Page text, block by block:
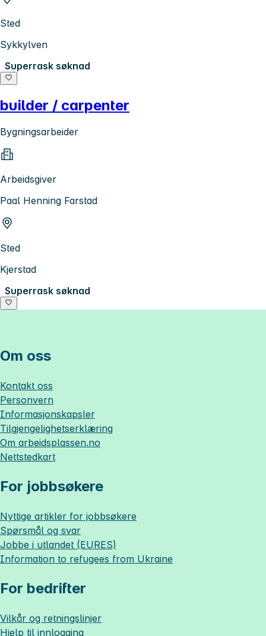
Sted
Sykkylven
Superrask søknad
builder / carpenter
Bygningsarbeider
Arbeidsgiver
Paal Henning Farstad
Sted
Kjerstad
Superrask søknad
Om oss
Kontakt oss
Personvern
Informasjonskapsler
Tilgjengelighetserklæring
Om arbeidsplassen.no
Nettstedkart
For jobbsøkere
Nyttige artikler for jobbsøkere
Spørsmål og svar
Jobbe i utlandet (EURES)
Information to refugees from Ukraine
For bedrifter
Vilkår og retningslinjer
Hjelp til innlogging